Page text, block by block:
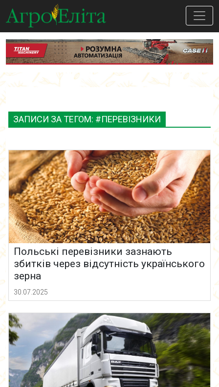
ЗАПИСИ ЗА ТЕГОМ: #ПЕРЕВІЗНИКИ
Польські перевізники зазнають
збитків через відсутність українського
зерна
30.07.2025